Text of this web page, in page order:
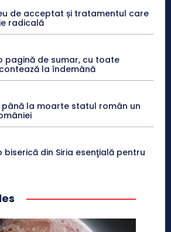
de acceptat și tratamentul care
radicală
pagină de sumar, cu toate
la îndemână
la moarte statul român un
biserică din Siria esenţială pentru